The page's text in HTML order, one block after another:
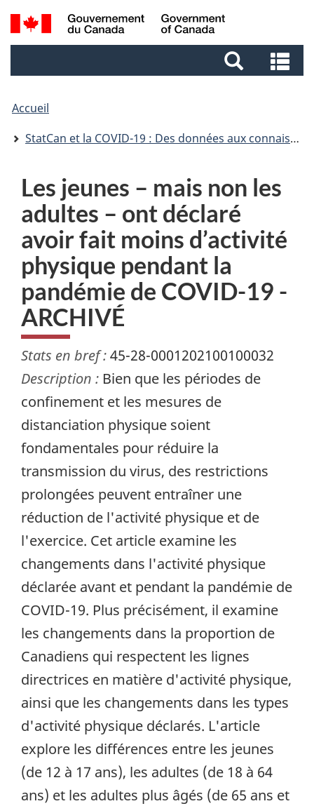
Aller
au
Aller
au
Passer
à
Recherche
et
et
Accueil
StatCan et la COVID-19 : Des données aux connaissances, pour bâtir un Canada meilleur
Les jeunes – mais non les
adultes – ont déclaré
avoir fait moins d’activité
physique pendant la
pandémie de COVID-19 -
ARCHIVÉ
Stats en bref :45-28-0001202100100032
Description : Bien que les périodes de
confinement et les mesures de
distanciation physique soient
fondamentales pour réduire la
transmission du virus, des restrictions
prolongées peuvent entraîner une
réduction de l'activité physique et de
l'exercice. Cet article examine les
changements dans l'activité physique
déclarée avant et pendant la pandémie de
COVID-19. Plus précisément, il examine
les changements dans la proportion de
Canadiens qui respectent les lignes
directrices en matière d'activité physique,
ainsi que les changements dans les types
d'activité physique déclarés. L'article
explore les différences entre les jeunes
(de 12 à 17 ans), les adultes (de 18 à 64
ans) et les adultes plus âgés (de 65 ans et